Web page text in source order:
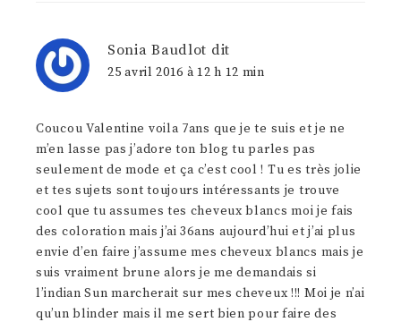
Sonia Baudlot dit
25 avril 2016 à 12 h 12 min
Coucou Valentine voila 7ans que je te suis et je ne
m’en lasse pas j’adore ton blog tu parles pas
seulement de mode et ça c’est cool ! Tu es très jolie
et tes sujets sont toujours intéressants je trouve
cool que tu assumes tes cheveux blancs moi je fais
des coloration mais j’ai 36ans aujourd’hui et j’ai plus
envie d’en faire j’assume mes cheveux blancs mais je
suis vraiment brune alors je me demandais si
l’indian Sun marcherait sur mes cheveux !!! Moi je n’ai
qu’un blinder mais il me sert bien pour faire des